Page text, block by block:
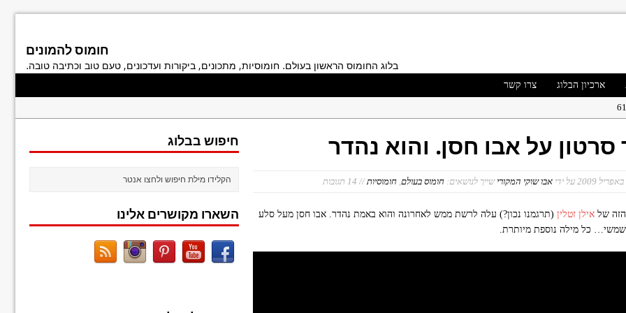
חומוס להמונים
בלוג החומוס הראשון בעולם. חומוסיות, מתכונים, ביקורות ועדכונים, טעם טוב וכתיבה טובה.
ארכיון הבלוג צרו קשר
סרטון על אבו חסן. והוא נהדר
על ידי אבו שוקי המקורי שייך לנושאים: חומוס בעולם חומוסיות// 14 תגובות
הזה של אילן זטלין (תרגמנו נכון?) עלה לרשת ממש לאחרונה והוא באמת נהדר. אבו חסן מעל סלע
שמשי… כל מילה נוספת מיותרת.
חיפוש בבלוג
השארו מקושרים אלינו